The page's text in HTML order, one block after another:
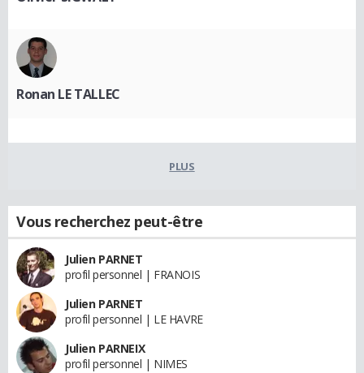
Ronan LE TALLEC
PLUS
Vous recherchez peut-être
Julien PARNET
profil personnel | FRANOIS
Julien PARNET
profil personnel | LE HAVRE
Julien PARNEIX
profil personnel | NIMES